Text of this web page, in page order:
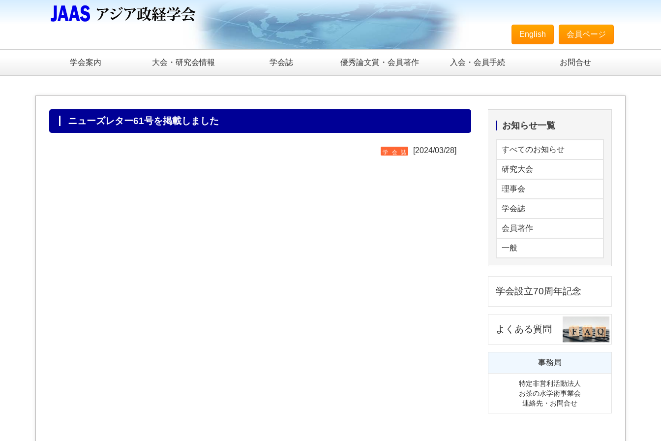
English 会員ページ
学会案内 大会・研究会情報 学会誌 優秀論文賞・会員著作 入会・会員手続 お問合せ
ニューズレター61号を掲載しました
学会誌 [2024/03/28]
お知らせ一覧
すべてのお知らせ
研究大会
理事会
学会誌
会員著作
一般
学会設立70周年記念
よくある質問
事務局
特定非営利活動法人
お茶の水学術事業会
連絡先・お問合せ